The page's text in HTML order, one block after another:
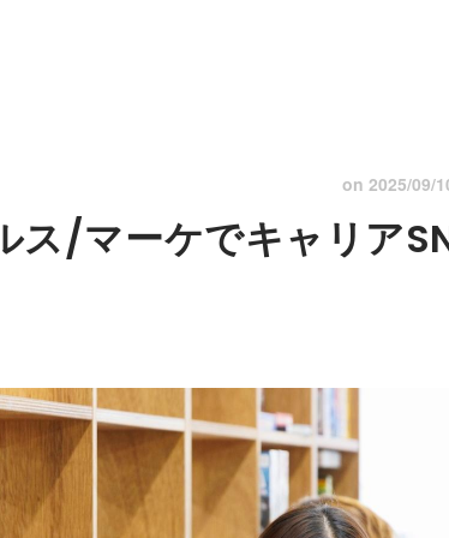
on 2025/09/
ス/マーケでキャリア